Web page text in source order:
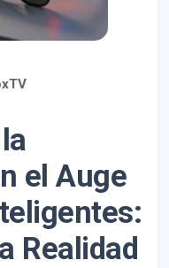
el Auge
Realidad